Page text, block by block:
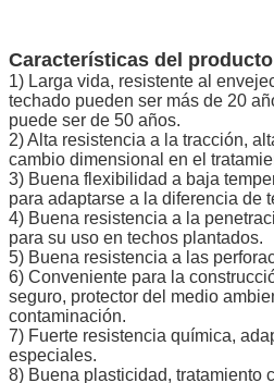
Características del
1) Larga vida, resistente al
techado pueden ser más de 20
puede ser de 50 años.
2) Alta resistencia a la tracción,
cambio dimensional en el
3) Buena flexibilidad a baja
para adaptarse a la diferencia de
4) Buena resistencia a la
para su uso en techos plantados.
5) Buena resistencia a las
6) Conveniente para la
seguro, protector del medio
contaminación.
7) Fuerte resistencia química,
especiales.
8) Buena plasticidad, tratamiento